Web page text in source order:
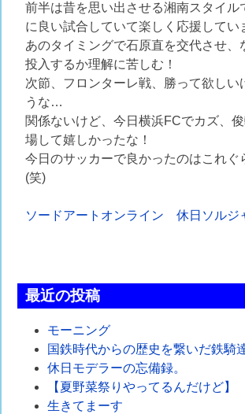
前半は昔を思い出させる湘南スタイル
に良い試合していて楽しく応援してい
あのタイミングで石原直を交代させ、
投入するか理解に苦しむ！
次節、フロンターレ戦、勝って欲しい
うな…
関係ないけど、今日横浜FCでカズ、
場して嬉しかったな！
今日のサッカーで良かったのはこれぐ
(笑)
投
ビ
ゲ
ー
シ
ソードアートオンライン
休日ソル
最近の投稿
モーニング
国鉄時代からの歴史を繋いだ鉄騎
休日モデラーの忘備録。
【夏野菜祭りやってるんだけど】
生きてまーす